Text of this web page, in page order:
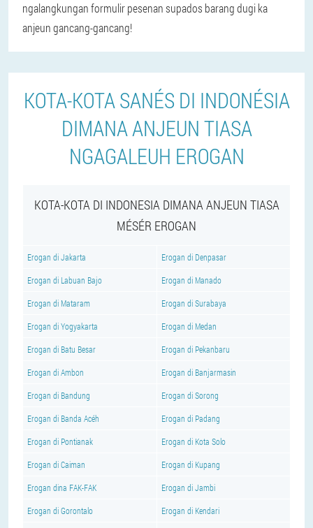
ngalangkungan formulir pesenan supados barang dugi ka
anjeun gancang-gancang!
KOTA-KOTA SANÉS DI INDONÉSIA
DIMANA ANJEUN TIASA
NGAGALEUH EROGAN
KOTA-KOTA DI INDONESIA DIMANA ANJEUN TIASA
MÉSÉR EROGAN
Erogan di Jakarta Erogan di Denpasar
Erogan di Labuan Bajo Erogan di Manado
Erogan di Mataram Erogan di Surabaya
Erogan di Yogyakarta Erogan di Medan
Erogan di Batu Besar Erogan di Pekanbaru
Erogan di Ambon Erogan di Banjarmasin
Erogan di Bandung Erogan di Sorong
Erogan di Banda Acéh Erogan di Padang
Erogan di Pontianak Erogan di Kota Solo
Erogan di Caiman Erogan di Kupang
Erogan dina FAK-FAK Erogan di Jambi
Erogan di Gorontalo Erogan di Kendari